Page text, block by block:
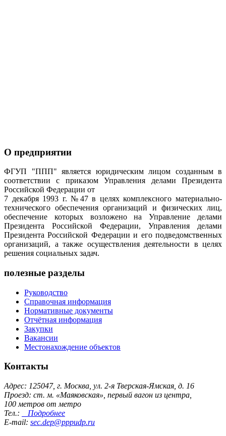
О предприятии
ФГУП "ППП" является юридическим лицом созданным в
соответствии с приказом Управления делами Президента
Российской Федерации от
7 декабря 1993 г. №47 в целях комплексного материально-
технического обеспечения организаций и физических лиц,
обеспечение которых возложено на Управление делами
Президента Российской Федерации, Управления делами
Президента Российской Федерации и его подведомственных
организаций, а также осуществления деятельности в целях
решения социальных задач.
полезные разделы
Руководство
Справочная информация
Нормативные документы
Отчётная информация
Закупки
Вакансии
Местонахождение объектов
Контакты
Адрес: 125047, г. Москва, ул. 2-я Тверская-Ямская, д. 16
Проезд: ст. м. «Маяковская», первый вагон из центра,
100 метров от метро
Тел.:
Подробнее
E-mail: sec.dep@pppudp.ru